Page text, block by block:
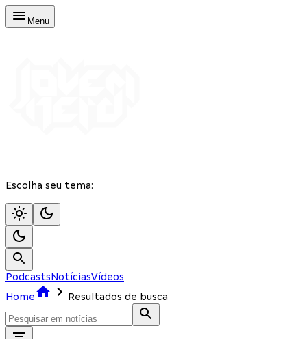
Menu
Escolha seu tema:
PodcastsNotíciasVídeos
Home
Resultados de busca